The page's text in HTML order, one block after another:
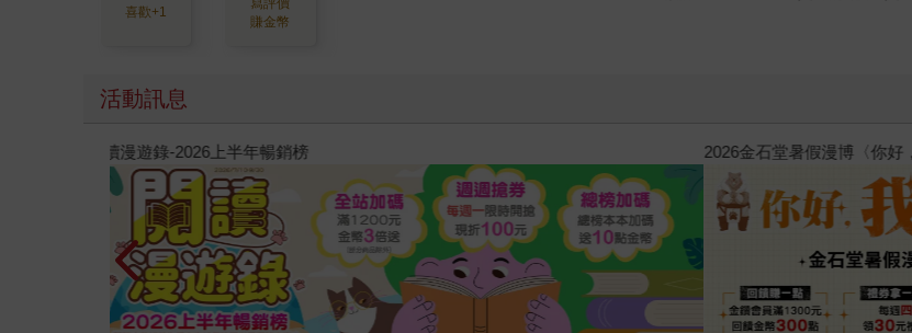
喜歡+1
寫評價
賺金幣
活動訊息
原本只是跟全校第一美少女商量彼此摯友的戀愛煩惱，不知不覺間她竟成為我最親近
的存在（１）
攻殼機動隊 (1995) 4K